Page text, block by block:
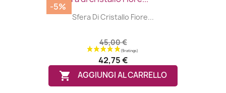
Sfera Di Cristallo Fiore...
45,00 €
42,75 €
 AGGIUNGI AL CARRELLO
-5%